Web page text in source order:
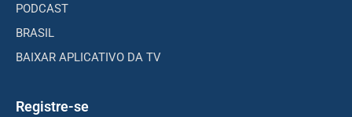
PODCAST
BRASIL
BAIXAR APLICATIVO DA TV
Registre-se